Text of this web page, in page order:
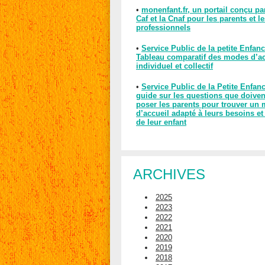
• monenfant.fr, un portail conçu
Caf et la Cnaf pour les parents et
professionnels
• Service Public de la petite
Tableau comparatif des modes
individuel et collectif
• Service Public de la Petite
guide sur les questions que
poser les parents pour trouver un
d’accueil adapté à leurs besoins
de leur enfant
ARCHIVES
2025
2023
2022
2021
2020
2019
2018